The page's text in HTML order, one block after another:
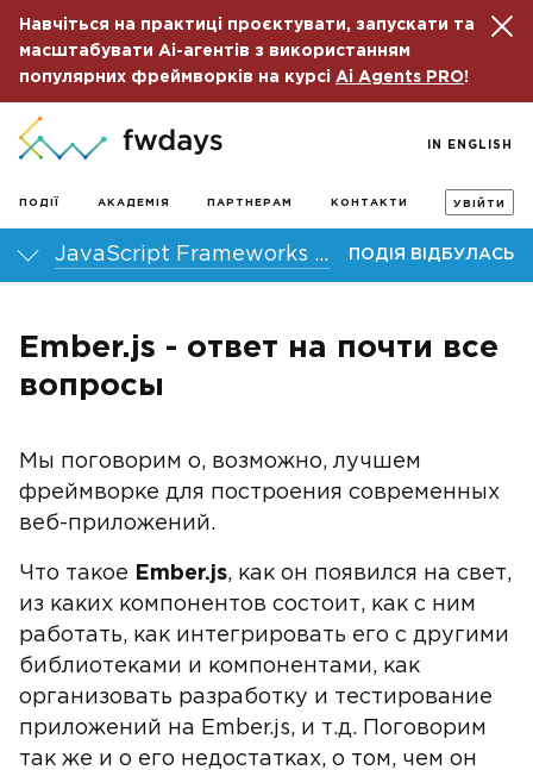
Навчіться на практиці проєктувати, запускати та
масштабувати Ai-агентів з використанням
популярних фреймворків на курсі Ai Agents PRO!
ПОДІЇ АКАДЕМІЯ ПАРТНЕРАМ КОНТАКТИ УВІЙТИ
IN ENGLISH
JavaScript Frameworks Day 2014 ПОДІЯ ВІДБУЛАСЬ
Ember.js - ответ на почти все
вопросы
Мы поговорим о, возможно, лучшем
фреймворке для построения современных
веб-приложений.
Что такое Ember.js, как он появился на свет,
из каких компонентов состоит, как с ним
работать, как интегрировать его с другими
библиотеками и компонентами, как
организовать разработку и тестирование
приложений на Ember.js, и т.д. Поговорим
так же и о его недостатках, о том, чем он